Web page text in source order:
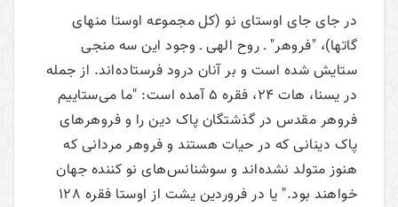
در جای جای اوستای نو (کل مجموعه اوستا منهای
گاتها)، "فروهر" ـ روح الهی ـ وجود این سه منجی
ستایش شده است و بر آنان درود فرستاده‌اند. از جمله
در یسنا، هات 24، فقره 5 آمده است: "ما می‌ستاییم
فروهر مقدس در گذشتگان پاک دین را و فروهرهای
پاک دینانی که در حیات هستند و فروهر مردانی که
هنوز متولد نشده‌اند و سوشنانس‌های نو کننده جهان
خواهند بود." یا در فروردین یشت از اوستا فقره 128